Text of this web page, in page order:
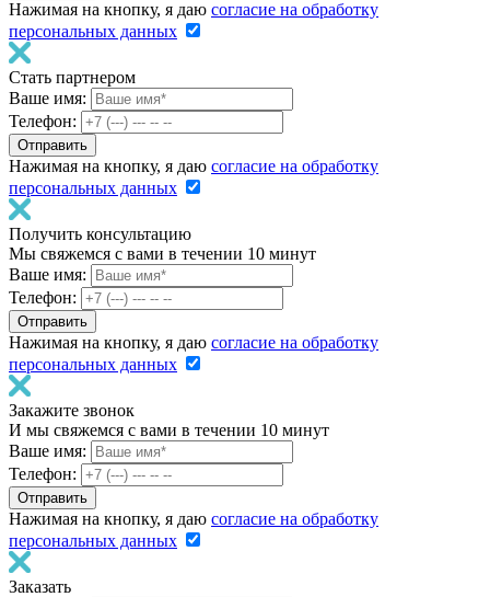
Нажимая на кнопку, я даю согласие на обработку
персональных данных
Стать партнером
Ваше имя:
Телефон:
Нажимая на кнопку, я даю согласие на обработку
персональных данных
Получить консультацию
Мы свяжемся с вами в течении 10 минут
Ваше имя:
Телефон:
Нажимая на кнопку, я даю согласие на обработку
персональных данных
Закажите звонок
И мы свяжемся с вами в течении 10 минут
Ваше имя:
Телефон:
Нажимая на кнопку, я даю согласие на обработку
персональных данных
Заказать